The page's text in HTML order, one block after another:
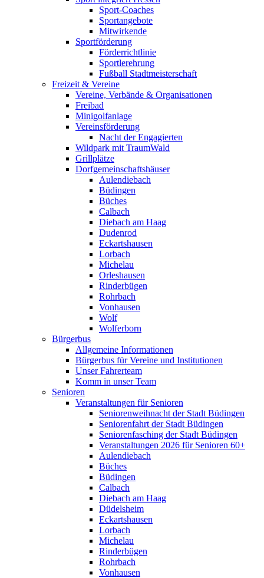
Sport-Coaches
Sportangebote
Mitwirkende
Sportförderung
Förderrichtlinie
Sportlerehrung
Fußball Stadtmeisterschaft
Freizeit & Vereine
Vereine, Verbände & Organisationen
Freibad
Minigolfanlage
Vereinsförderung
Nacht der Engagierten
Wildpark mit TraumWald
Grillplätze
Dorfgemeinschaftshäuser
Aulendiebach
Büdingen
Büches
Calbach
Diebach am Haag
Dudenrod
Eckartshausen
Lorbach
Michelau
Orleshausen
Rinderbügen
Rohrbach
Vonhausen
Wolf
Wolferborn
Bürgerbus
Allgemeine Informationen
Bürgerbus für Vereine und Institutionen
Unser Fahrerteam
Komm in unser Team
Senioren
Veranstaltungen für Senioren
Seniorenweihnacht der Stadt Büdingen
Seniorenfahrt der Stadt Büdingen
Seniorenfasching der Stadt Büdingen
Veranstaltungen 2026 für Senioren 60+
Aulendiebach
Büches
Büdingen
Calbach
Diebach am Haag
Düdelsheim
Eckartshausen
Lorbach
Michelau
Rinderbügen
Rohrbach
Vonhausen